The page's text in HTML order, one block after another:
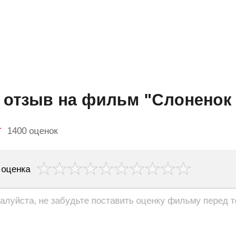
на фильм "Слоненок
1400 оценок